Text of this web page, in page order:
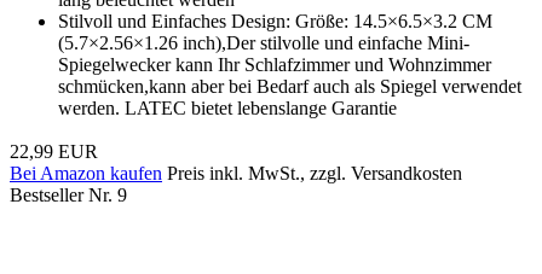
Stilvoll und Einfaches Design: Größe: 14.5×6.5×3.2 CM
(5.7×2.56×1.26 inch),Der stilvolle und einfache Mini-
Spiegelwecker kann Ihr Schlafzimmer und Wohnzimmer
schmücken,kann aber bei Bedarf auch als Spiegel verwendet
werden. LATEC bietet lebenslange Garantie
22,99 EUR
Bei Amazon kaufen Preis inkl. MwSt., zzgl. Versandkosten
Bestseller Nr. 9